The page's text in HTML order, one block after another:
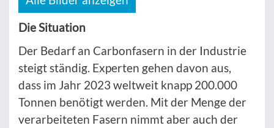
Die Situation
Der Bedarf an Carbonfasern in der Industrie
steigt ständig. Experten gehen davon aus,
dass im Jahr 2023 weltweit knapp 200.000
Tonnen benötigt werden. Mit der Menge der
verarbeiteten Fasern nimmt aber auch der